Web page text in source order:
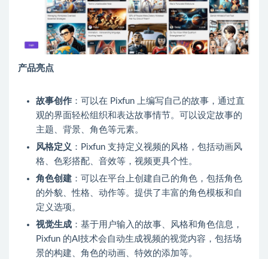
产品亮点
故事创作 ：可以在 Pixfun 上编写自己的故事，通过直
观的界面轻松组织和表达故事情节。可以设定故事的
主题、背景、角色等元素。
风格定义 ：Pixfun 支持定义视频的风格，包括动画风
格、色彩搭配、音效等，视频更具个性。
角色创建 ：可以在平台上创建自己的角色，包括角色
的外貌、性格、动作等。提供了丰富的角色模板和自
定义选项。
视觉生成 ：基于用户输入的故事、风格和角色信息，
Pixfun 的AI技术会自动生成视频的视觉内容，包括场
景的构建、角色的动画、特效的添加等。